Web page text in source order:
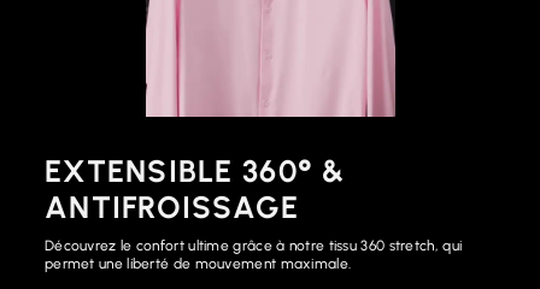
EXTENSIBLE 360° &
ANTIFROISSAGE
Découvrez le confort ultime grâce à notre tissu 360 stretch, qui
permet une liberté de mouvement maximale.